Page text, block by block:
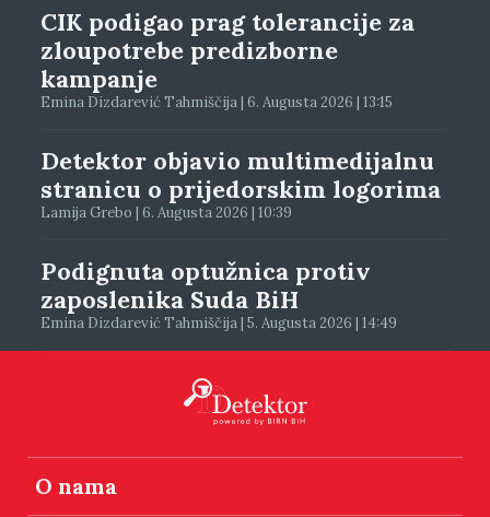
CIK podigao prag tolerancije za
zloupotrebe predizborne
kampanje
Emina Dizdarević Tahmiščija | 6. Augusta 2026 | 13:15
Detektor objavio multimedijalnu
stranicu o prijedorskim logorima
Lamija Grebo | 6. Augusta 2026 | 10:39
Podignuta optužnica protiv
zaposlenika Suda BiH
Emina Dizdarević Tahmiščija | 5. Augusta 2026 | 14:49
O nama